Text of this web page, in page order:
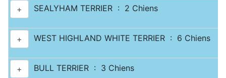
+ SEALYHAM TERRIER : 2 Chiens
+ WEST HIGHLAND WHITE TERRIER : 6 Chiens
+ BULL TERRIER : 3 Chiens